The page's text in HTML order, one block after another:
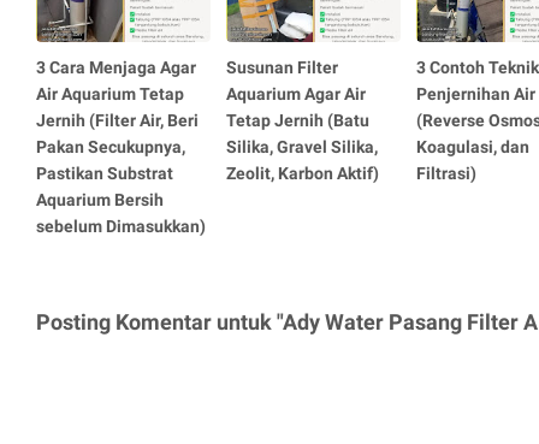
3 Cara Menjaga Agar
Air Aquarium Tetap
Jernih (Filter Air, Beri
Pakan Secukupnya,
Pastikan Substrat
Aquarium Bersih
sebelum Dimasukkan)
Susunan Filter
Aquarium Agar Air
Tetap Jernih (Batu
Silika, Gravel Silika,
Zeolit, Karbon Aktif)
3 Contoh Teknik
Penjernihan Air
(Reverse
Koagulasi, dan
Filtrasi)
Posting Komentar untuk "Ady Water Pasang Filter